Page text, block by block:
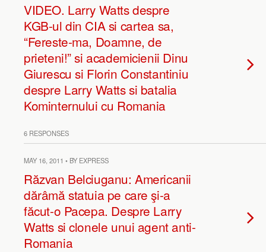
VIDEO. Larry Watts despre
KGB-ul din CIA si cartea sa,
“Fereste-ma, Doamne, de
prieteni!” si academicienii Dinu
Giurescu si Florin Constantiniu
despre Larry Watts si batalia
Kominternului cu Romania
6 RESPONSES
MAY 16, 2011 • BY EXPRESS
Răzvan Belciuganu: Americanii
dărâmă statuia pe care şi-a
făcut-o Pacepa. Despre Larry
Watts si clonele unui agent anti-
Romania